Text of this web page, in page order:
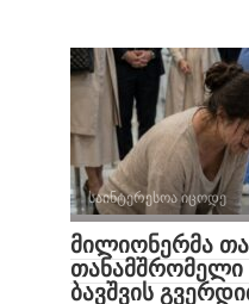
საინტერესოა იცოდე
მილიონერმა
თანამშრომელი
ბავშვის